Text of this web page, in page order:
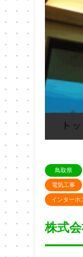
鳥取県
電気工事
インターホ
株式